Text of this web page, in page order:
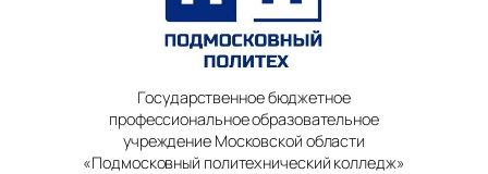
Государственное бюджетное
профессиональное образовательное
учреждение Московской области
«Подмосковный политехнический колледж»